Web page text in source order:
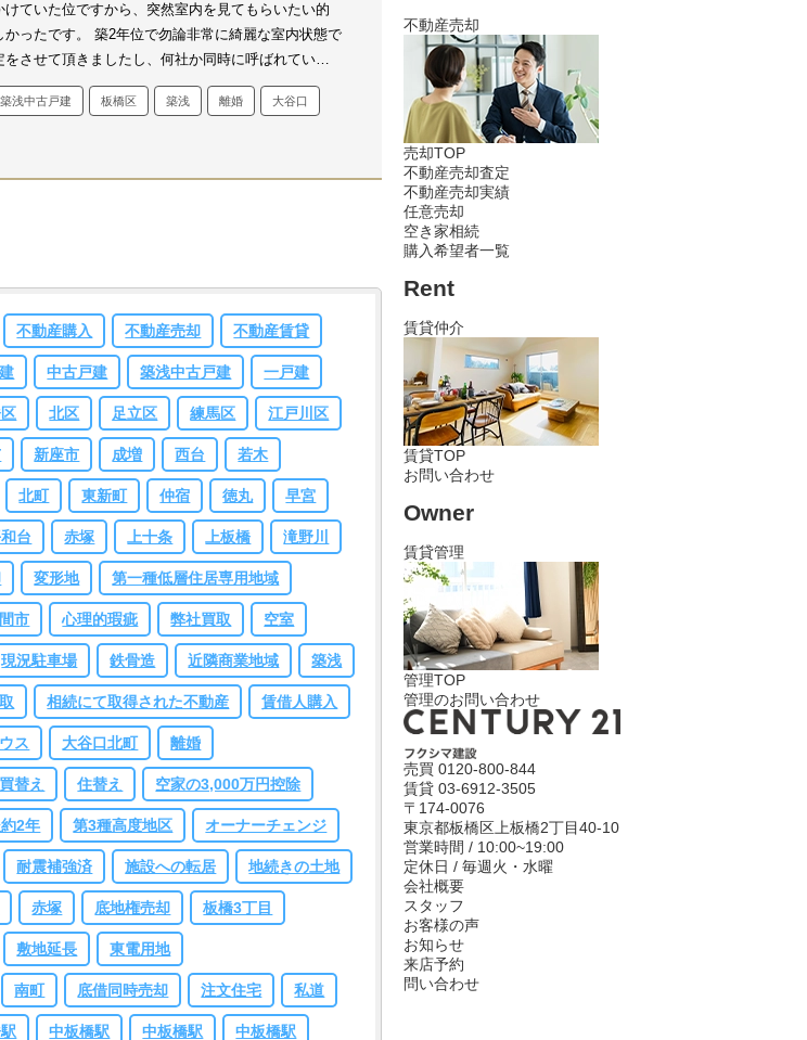
ていた位ですから、突然室内を見てもらいたい的
ったです。 築2年位で勿論非常に綺麗な室内状態で
させて頂きましたし、何社か同時に呼ばれている
お願いします』まさかのまさかで、今だから言えま
をされるとは思ってもみませんでした。 結果、弊社
たとの事で・・・。
ょうか・・・。今後繁忙期時期を迎える事もあり、
任せ頂き、最高の結果をお出しできたのも心底嬉
ざいます。最後の最後で何となく、ざっくばらんな
く思っております。長くなりましたが、Y様はまだ
入の機会がございましたら是非お気軽にお声がけ
に没頭されませんよう、お身体にも十分お気を付け
がとうございました。
築浅中古戸建 板橋区 築浅 離婚 大谷口
不動産購入 不動産売却 不動産賃貸
中古戸建 築浅中古戸建 一戸建
北区 足立区 練馬区 江戸川区
新座市 成増 西台 若木
北町 東新町 仲宿 徳丸 早宮
台 赤塚 上十条 上板橋 滝野川
変形地 第一種低層住居専用地域
市 心理的瑕疵 弊社買取 空室
現況駐車場 鉄骨造 近隣商業地域 築浅
相続にて取得された不動産 賃借人購入
ス 大谷口北町 離婚
買替え 住替え 空家の3,000万円控除
2年 第3種高度地区 オーナーチェンジ
耐震補強済 施設への転居 地続きの土地
赤塚 底地権売却 板橋3丁目
敷地延長 東電用地
南町 底借同時売却 注文住宅 私道
中板橋駅 中板橋駅 中板橋駅
不動産売却
売却TOP
不動産売却査定
不動産売却実績
任意売却
空き家相続
購入希望者一覧
Rent
賃貸仲介
賃貸TOP
お問い合わせ
Owner
賃貸管理
管理TOP
管理のお問い合わせ
売買 0120-800-844
賃貸 03-6912-3505
〒174-0076
東京都板橋区上板橋2丁目40-10
営業時間 / 10:00~19:00
定休日 / 毎週火・水曜
会社概要
スタッフ
お客様の声
お知らせ
来店予約
問い合わせ